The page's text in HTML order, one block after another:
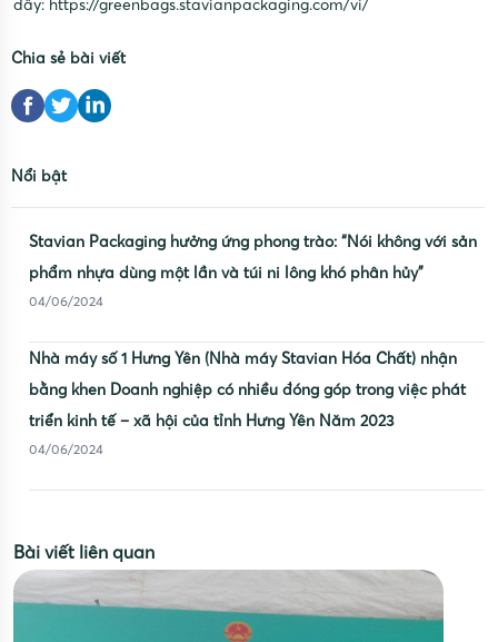
đây: https://greenbags.stavianpackaging.com/vi/
Chia sẻ bài viết
Nổi bật
Stavian Packaging hưởng ứng phong trào: “Nói không với sản
phẩm nhựa dùng một lần và túi ni lông khó phân hủy”
04/06/2024
Nhà máy số 1 Hưng Yên (Nhà máy Stavian Hóa Chất) nhận
bằng khen Doanh nghiệp có nhiều đóng góp trong việc phát
triển kinh tế – xã hội của tỉnh Hưng Yên Năm 2023
04/06/2024
Bài viết liên quan